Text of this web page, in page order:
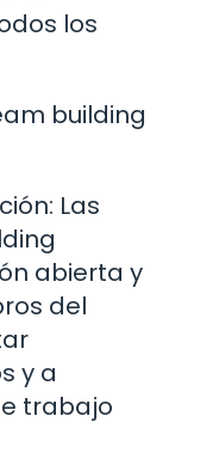
los
building
Las
abierta y
del
y a
trabajo